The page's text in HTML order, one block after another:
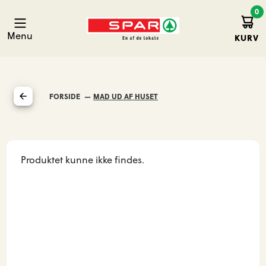
Menu Spar Hirtshals
Kurv
0
KURV
MAD UD AF HUSET
Produktet kunne ikke findes.